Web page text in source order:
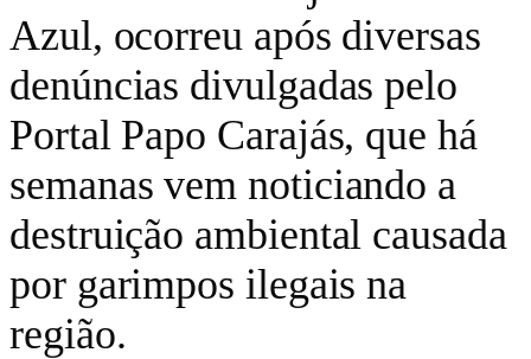
Azul, ocorreu após diversas
denúncias divulgadas pelo
Portal Papo Carajás, que há
semanas vem noticiando a
destruição ambiental causada
por garimpos ilegais na
região.